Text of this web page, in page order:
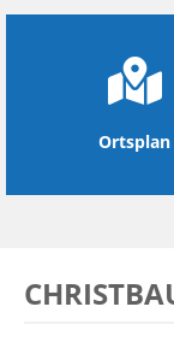
Ortsplan